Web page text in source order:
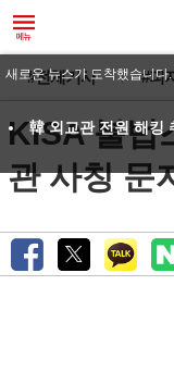
#전체기사 #피
KISA 불법
관 사칭 문
새로운 뉴스가 도착했습니다.
韓 외교관 전원 해킹